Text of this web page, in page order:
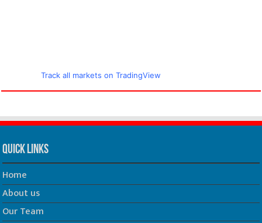
Track all markets on TradingView
Quick Links
Home
About us
Our Team